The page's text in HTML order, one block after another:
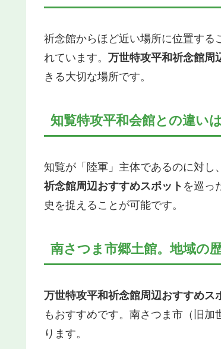
祈念館からほど近い場所に位置する
れています。 万世特攻平和祈念館周
きる大切な場所です。
知覧特攻平和会館との違い
知覧が「陸軍」主体であるのに対し
祈念館周辺おすすめスポット を巡っ
史を捉えることが可能です。
南さつま市郷土館。地域の
万世特攻平和祈念館周辺おすすめス
もおすすめです。南さつま市（旧
ります。